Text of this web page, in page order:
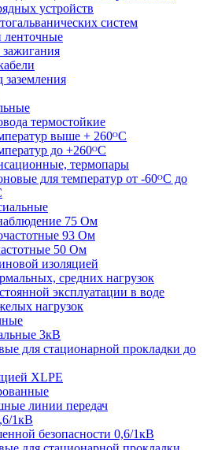
устройств
систем
ленточные
зажигания
заземления
термостойкие
выше + 260ᴼС
до +260ᴼС
термопары
для температур от -60ᴼC до
75 Ом
93 Ом
50 Ом
изоляцией
средних нагрузок
эксплуатации в воде
нагрузок
3кВ
для стационарной прокладки до
XLPE
линии передач
1кВ
безопасности 0,6/1кВ